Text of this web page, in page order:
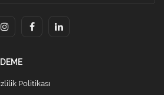
Politikası